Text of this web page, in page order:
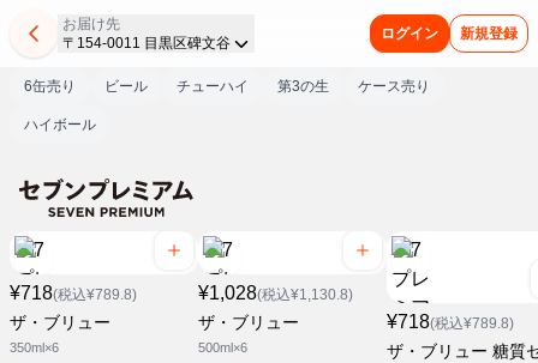
お届け先
〒154-0011 目黒区碑文谷
ログイン 新規登録
6缶売り ビール チューハイ 第3の生 ケース売り
ハイボール
¥718(税込¥789.8)
ザ・ブリュー
350ml×6
¥1,028(税込¥1,130.8)
ザ・ブリュー
500ml×6
¥718(税込¥789.8)
ザ・ブリュー 糖質